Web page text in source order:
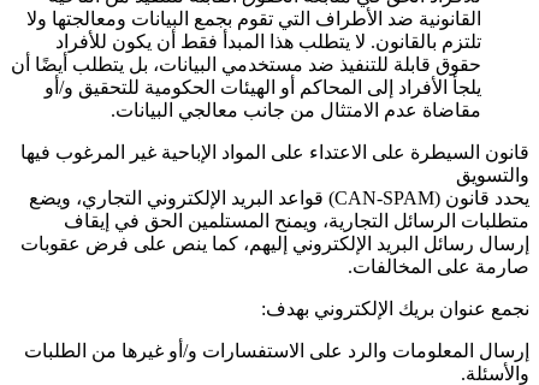
القانونية ضد الأطراف التي تقوم بجمع البيانات ومعالجتها ولا
تلتزم بالقانون. لا يتطلب هذا المبدأ فقط أن يكون للأفراد
حقوق قابلة للتنفيذ ضد مستخدمي البيانات، بل يتطلب أيضًا أن
يلجأ الأفراد إلى المحاكم أو الهيئات الحكومية للتحقيق و/أو
مقاضاة عدم الامتثال من جانب معالجي البيانات.
قانون السيطرة على الاعتداء على المواد الإباحية غير المرغوب فيها
والتسويق
يحدد قانون (CAN-SPAM) قواعد البريد الإلكتروني التجاري، ويضع
متطلبات الرسائل التجارية، ويمنح المستلمين الحق في إيقاف
إرسال رسائل البريد الإلكتروني إليهم، كما ينص على فرض عقوبات
صارمة على المخالفات.
نجمع عنوان بريك الإلكتروني بهدف:
إرسال المعلومات والرد على الاستفسارات و/أو غيرها من الطلبات
والأسئلة.